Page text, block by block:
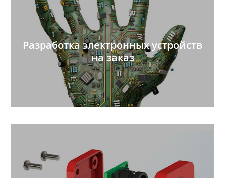
Разработка электронных устройств
на заказ